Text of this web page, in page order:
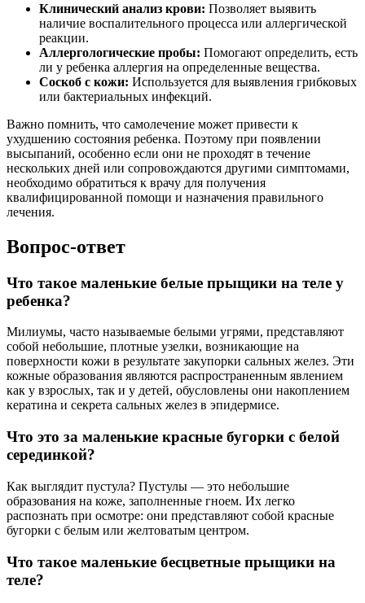
Клинический анализ крови: Позволяет выявить
наличие воспалительного процесса или аллергической
реакции.
Аллергологические пробы: Помогают определить, есть
ли у ребенка аллергия на определенные вещества.
Соскоб с кожи: Используется для выявления грибковых
или бактериальных инфекций.
Важно помнить, что самолечение может привести к
ухудшению состояния ребенка. Поэтому при появлении
высыпаний, особенно если они не проходят в течение
нескольких дней или сопровождаются другими симптомами,
необходимо обратиться к врачу для получения
квалифицированной помощи и назначения правильного
лечения.
Вопрос-ответ
Что такое маленькие белые прыщики на теле у
ребенка?
Милиумы, часто называемые белыми угрями, представляют
собой небольшие, плотные узелки, возникающие на
поверхности кожи в результате закупорки сальных желез. Эти
кожные образования являются распространенным явлением
как у взрослых, так и у детей, обусловлены они накоплением
кератина и секрета сальных желез в эпидермисе.
Что это за маленькие красные бугорки с белой
серединкой?
Как выглядит пустула? Пустулы — это небольшие
образования на коже, заполненные гноем. Их легко
распознать при осмотре: они представляют собой красные
бугорки с белым или желтоватым центром.
Что такое маленькие бесцветные прыщики на
теле?